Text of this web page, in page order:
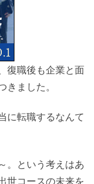
復職後も企業と面
ました。
に転職するなんて
。という考えはあ
世コースの未来を